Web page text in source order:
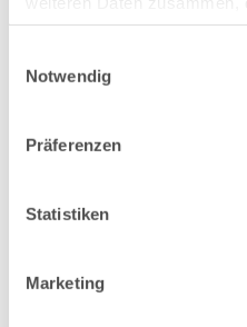
haben oder die sie im
Notwendig
Präferenzen
Statistiken
Marketing
2017
2016